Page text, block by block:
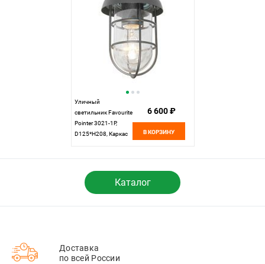
Уличный
светильник Favourite
Pointer 3021-1P,
D125*H208, Каркас
прозрачного стекла,
IP44
6 600 ₽
В КОРЗИНУ
Каталог
Доставка
по всей России